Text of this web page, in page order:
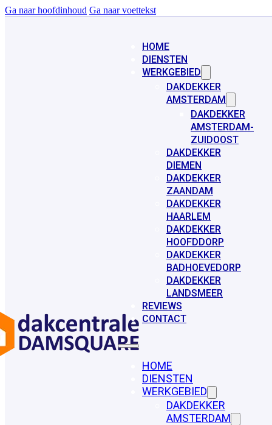
Ga naar hoofdinhoud Ga naar voettekst
HOME
DIENSTEN
WERKGEBIED
DAKDEKKER
AMSTERDAM
DAKDEKKER
AMSTERDAM-
ZUIDOOST
DAKDEKKER
DIEMEN
DAKDEKKER
ZAANDAM
DAKDEKKER
HAARLEM
DAKDEKKER
HOOFDDORP
DAKDEKKER
BADHOEVEDORP
DAKDEKKER
LANDSMEER
REVIEWS
CONTACT
HOME
DIENSTEN
WERKGEBIED
DAKDEKKER
AMSTERDAM